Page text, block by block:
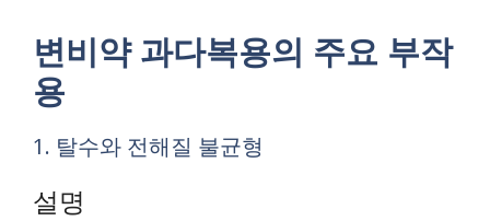
변비약 과다복용의 주요 부작
용
1. 탈수와 전해질 불균형
설명